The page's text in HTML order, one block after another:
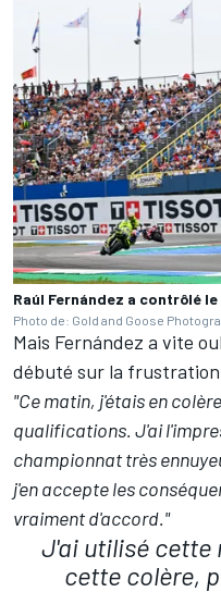
Raúl Fernández a contrôlé
Photo de: Gold and Goose
Mais Fernández a vite
débuté sur la
"Ce matin, j'étais en
qualifications. J'ai
championnat très
j'en accepte les
vraiment d'accord."
J'ai utilisé cette
cette colère,